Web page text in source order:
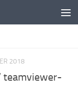
2018
teamviewer-